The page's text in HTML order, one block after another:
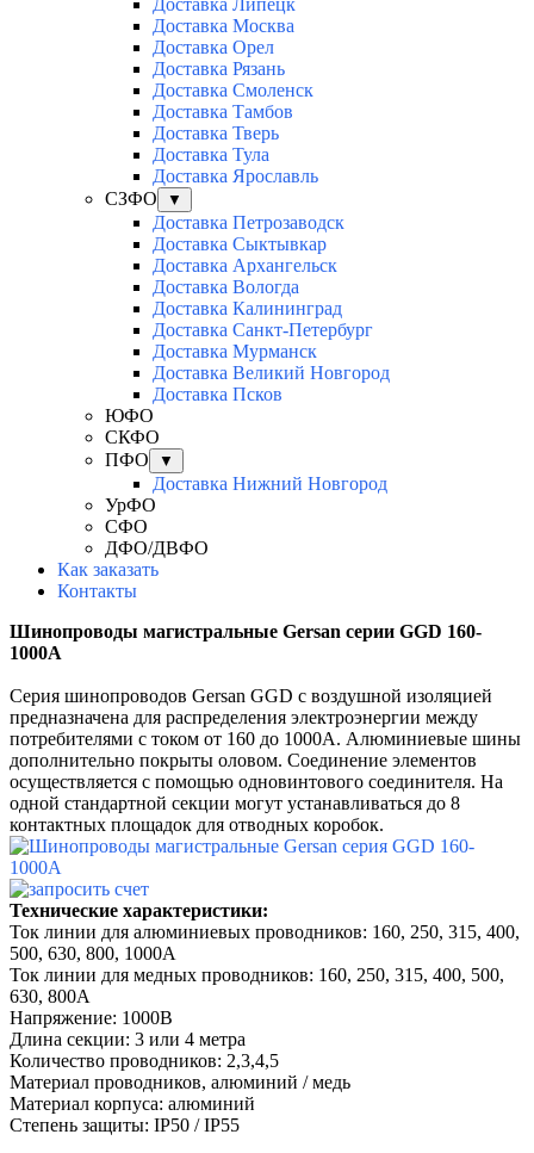
Доставка Москва
Доставка Орел
Доставка Рязань
Доставка Смоленск
Доставка Тамбов
Доставка Тверь
Доставка Тула
Доставка Ярославль
СЗФО
▼
Доставка Петрозаводск
Доставка Сыктывкар
Доставка Архангельск
Доставка Вологда
Доставка Калининград
Доставка Санкт-Петербург
Доставка Мурманск
Доставка Великий Новгород
Доставка Псков
ЮФО
СКФО
ПФО
▼
Доставка Нижний Новгород
УрФО
СФО
ДФО/ДВФО
Как заказать
Контакты
Шинопроводы магистральные Gersan серии GGD 160-
1000А
Серия шинопроводов Gersan GGD с воздушной изоляцией
предназначена для распределения электроэнергии между
потребителями с током от 160 до 1000А. Алюминиевые шины
дополнительно покрыты оловом. Соединение элементов
осуществляется с помощью одновинтового соединителя. На
одной стандартной секции могут устанавливаться до 8
контактных площадок для отводных коробок.
Технические характеристики:
Ток линии для алюминиевых проводников: 160, 250, 315, 400,
500, 630, 800, 1000А
Ток линии для медных проводников: 160, 250, 315, 400, 500,
630, 800А
Напряжение: 1000В
Длина секции: 3 или 4 метра
Количество проводников: 2,3,4,5
Материал проводников, алюминий / медь
Материал корпуса: алюминий
Степень защиты: IP50 / IP55